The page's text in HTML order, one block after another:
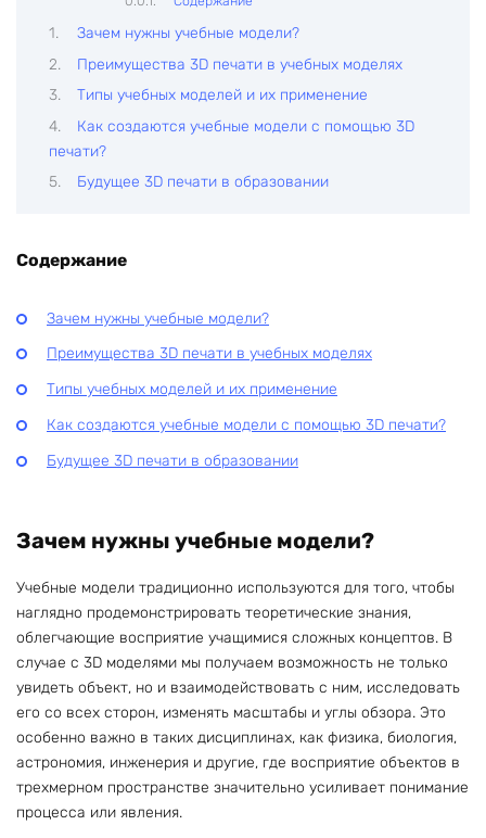
Зачем нужны учебные модели?
Преимущества 3D печати в учебных моделях
Типы учебных моделей и их применение
Как создаются учебные модели с помощью 3D
печати?
Будущее 3D печати в образовании
Содержание
Зачем нужны учебные модели?
Преимущества 3D печати в учебных моделях
Типы учебных моделей и их применение
Как создаются учебные модели с помощью 3D печати?
Будущее 3D печати в образовании
Зачем нужны учебные модели?
Учебные модели традиционно используются для того, чтобы
наглядно продемонстрировать теоретические знания,
облегчающие восприятие учащимися сложных концептов. В
случае с 3D моделями мы получаем возможность не только
увидеть объект, но и взаимодействовать с ним, исследовать
его со всех сторон, изменять масштабы и углы обзора. Это
особенно важно в таких дисциплинах, как физика, биология,
астрономия, инженерия и другие, где восприятие объектов в
трехмерном пространстве значительно усиливает понимание
процесса или явления.